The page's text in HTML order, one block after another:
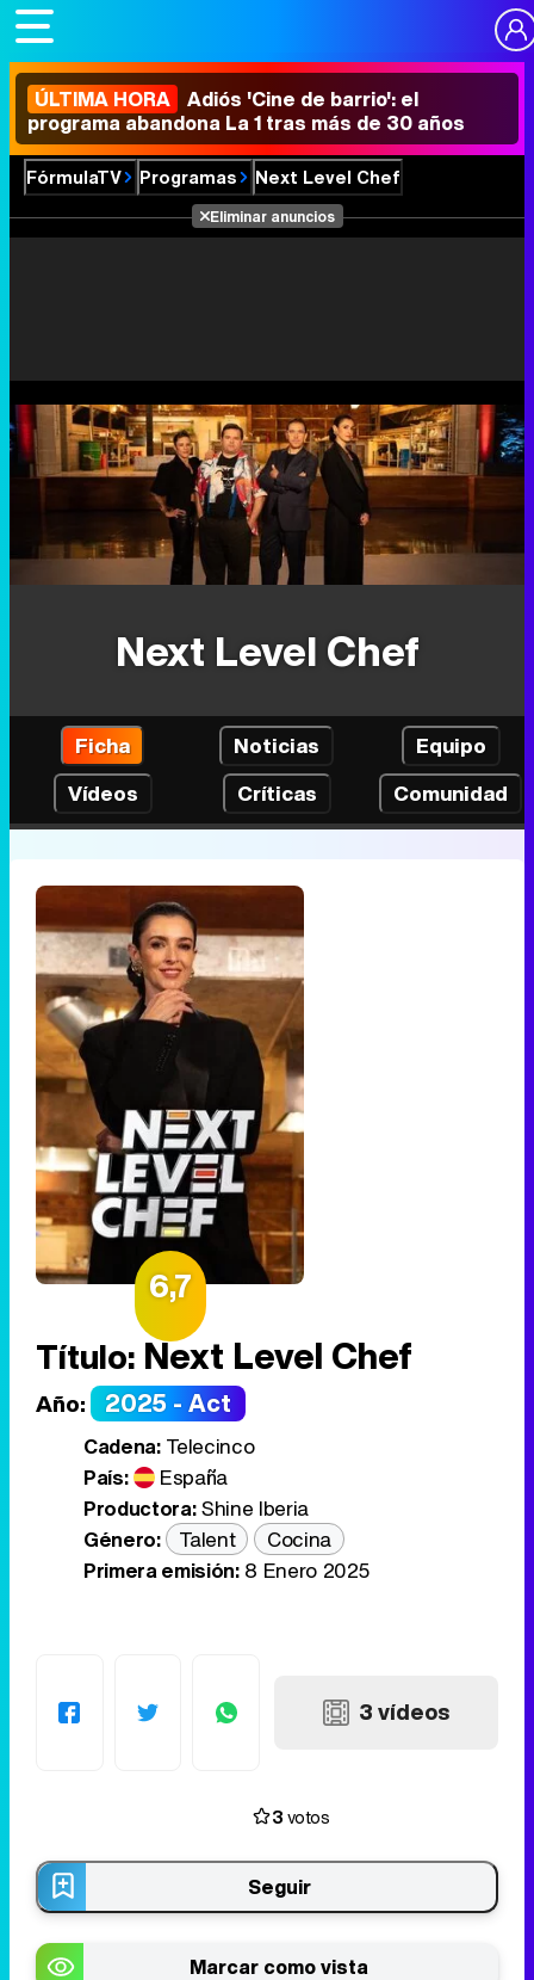
ÚLTIMA HORA Adiós 'Cine de barrio': el
programa abandona La 1 tras más de 30 años
FórmulaTV Programas Next Level Chef
Eliminar anuncios
Next Level Chef
Ficha Noticias
Equipo
Vídeos
Críticas Comunidad
6,7
Título: Next Level Chef
Año: 2025 - Act
Cadena:Telecinco
País:
España
Productora:Shine Iberia
Género:
Talent
Cocina
Primera emisión:8 Enero 2025
3 vídeos
3votos
Seguir
Marcar como vista